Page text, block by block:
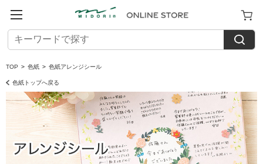
TOP > 色紙 > 色紙アレンジシール
色紙トップへ戻る